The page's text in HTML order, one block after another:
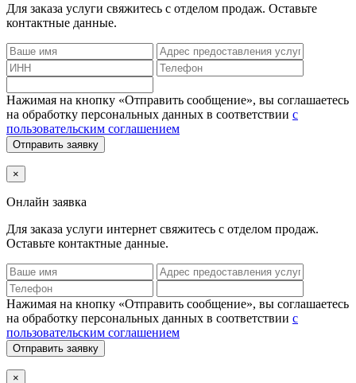
Для заказа услуги свяжитесь с отделом продаж. Оставьте
контактные данные.
Нажимая на кнопку «Отправить сообщение», вы соглашаетесь
на обработку персональных данных в соответствии с
пользовательским соглашением
Отправить заявку
×
Онлайн заявка
Для заказа услуги интернет свяжитесь с отделом продаж.
Оставьте контактные данные.
Нажимая на кнопку «Отправить сообщение», вы соглашаетесь
на обработку персональных данных в соответствии с
пользовательским соглашением
Отправить заявку
×